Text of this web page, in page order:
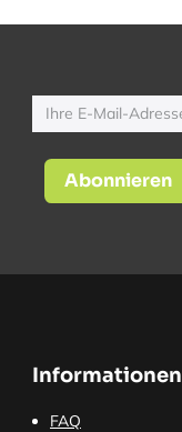
Abonnieren
Informationen
FAQ